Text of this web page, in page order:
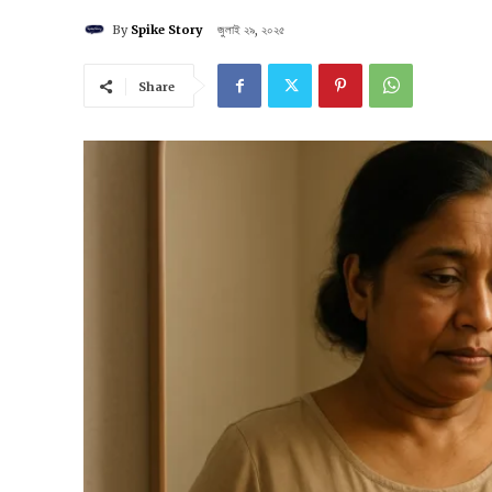
By Spike Story জুলাই ২৯, ২০২৫
Share